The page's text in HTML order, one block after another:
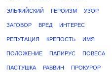
ЭЛЬФИЙСКИЙ ГЕРОИЗМ УЗОР
ЗАГОВОР ВРЕД ИНТЕРЕС
РЕПУТАЦИЯ КРЕПОСТЬ ИМЯ
ПОЛОЖЕНИЕ ПАПИРУС ПОВЕСА
ПАСТУШКА РАВВИН ПРОКУРОР